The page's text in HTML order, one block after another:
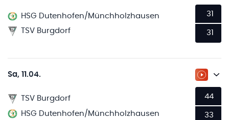
HSG Dutenhofen/Münchholzhausen
TSV Burgdorf
31
31
Sa, 11.04. ZUM
TSV Burgdorf
HSG Dutenhofen/Münchholzhausen
44
33